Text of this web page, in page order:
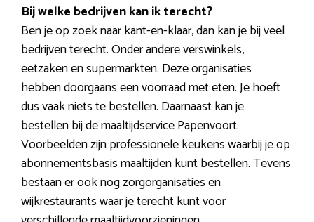
Bij welke bedrijven kan ik terecht?
Ben je op zoek naar kant-en-klaar, dan kan je bij veel
bedrijven terecht. Onder andere verswinkels,
eetzaken en supermarkten. Deze organisaties
hebben doorgaans een voorraad met eten. Je hoeft
dus vaak niets te bestellen. Daarnaast kan je
bestellen bij de maaltijdservice Papenvoort.
Voorbeelden zijn professionele keukens waarbij je op
abonnementsbasis maaltijden kunt bestellen. Tevens
bestaan er ook nog zorgorganisaties en
wijkrestaurants waar je terecht kunt voor